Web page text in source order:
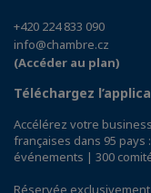
+420 224 833 090
info@chambre.cz
(Accéder au plan)
Téléchargez
Accélérez votre
françaises dans 95 pays
événements | 300
Réservée